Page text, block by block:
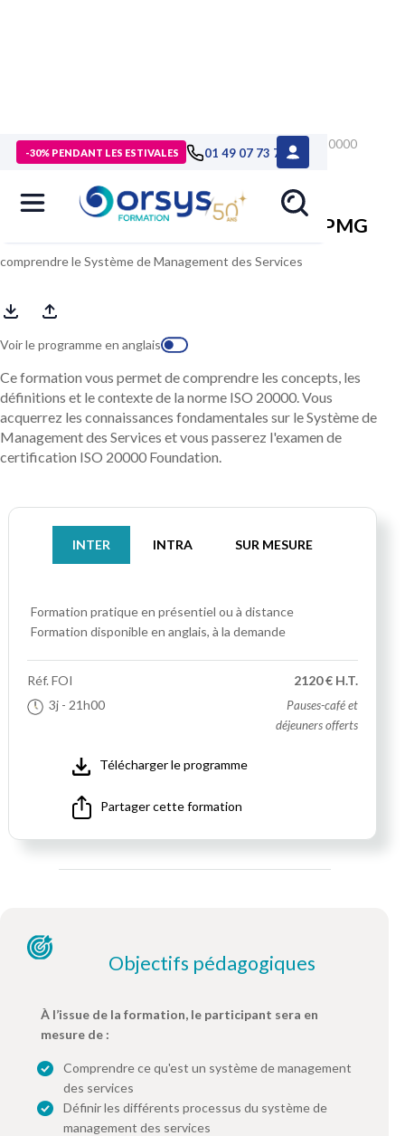
-30% PENDANT LES ESTIVALES 01 49 07 73 73
> Formations>Technologies numériques
Formation ISO 20000
Foundation, certification APMG
ISO 20000 Foundation, certification APMG
comprendre le Système de Management des Services
Voir le programme en anglais
Ce formation vous permet de comprendre les concepts, les
définitions et le contexte de la norme ISO 20000. Vous
acquerrez les connaissances fondamentales sur le Système de
Management des Services et vous passerez l'examen de
certification ISO 20000 Foundation.
INTER INTRA SUR MESURE
Formation pratique en présentiel ou à distance
Formation disponible en anglais, à la demande
Réf.FOI
3j - 21h00
2120 € H.T.
Pauses-café et
déjeuners offerts
Télécharger le programme
Partager cette formation
Objectifs pédagogiques
À l’issue de la formation, le participant sera en
mesure de :
Comprendre ce qu'est un système de management
des services
Définir les différents processus du système de
management des services